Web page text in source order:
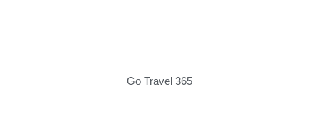
Go Travel 365